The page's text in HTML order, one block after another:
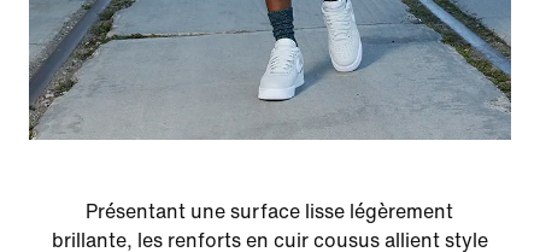
Présentant une surface lisse légèrement
brillante, les renforts en cuir cousus allient style